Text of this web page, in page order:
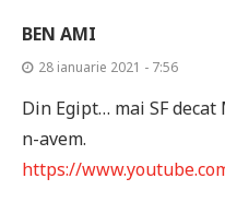
BEN AMI
28 ianuarie 2021 - 7:56
Din Egipt… mai SF decat
n-avem.
https://